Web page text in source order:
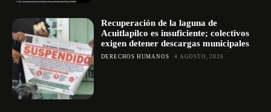
Recuperación de la laguna de
Acuitlapilco es insuficiente; colectivos
exigen detener descargas municipales
DERECHOS HUMANOS 4 AGOSTO, 2026